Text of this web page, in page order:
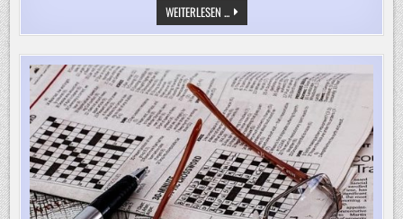
WEITERLESEN ... RESTAURANTS
GEBEN
REDUZIERTE
KAUM
WEITER